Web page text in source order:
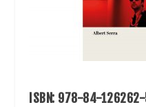
ISBN: 978-84-